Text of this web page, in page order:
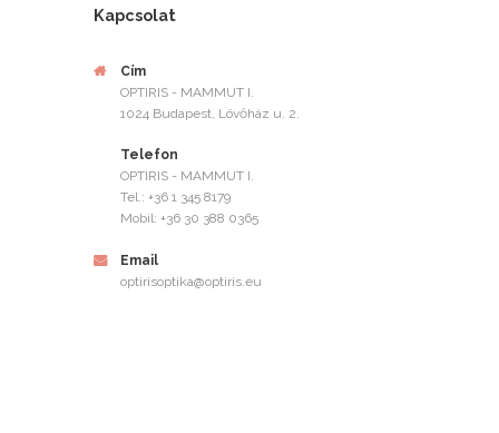
Kapcsolat
Cím
OPTIRIS - MAMMUT I.
1024 Budapest, Lövőház u. 2.
Telefon
OPTIRIS - MAMMUT I.
Tel.: +36 1 345 8179
Mobil: +36 30 388 0365
Email
optirisoptika@optiris.eu